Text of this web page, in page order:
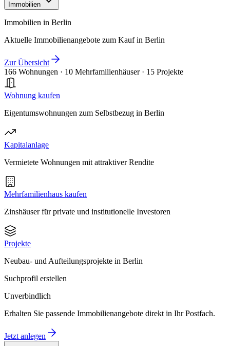
Immobilien
Immobilien in Berlin
Aktuelle Immobilienangebote zum Kauf in Berlin
Zur Übersicht
166 Wohnungen · 10 Mehrfamilienhäuser · 15 Projekte
Wohnung kaufen
Eigentumswohnungen zum Selbstbezug in Berlin
Kapitalanlage
Vermietete Wohnungen mit attraktiver Rendite
Mehrfamilienhaus kaufen
Zinshäuser für private und institutionelle Investoren
Projekte
Neubau- und Aufteilungsprojekte in Berlin
Suchprofil erstellen
Unverbindlich
Erhalten Sie passende Immobilienangebote direkt in Ihr Postfach.
Jetzt anlegen